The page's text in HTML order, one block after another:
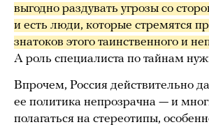
выгодно раздувать угрозы со
и есть люди, которые стремятся
знатоков этого таинственного и
А роль специалиста по тайнам
Впрочем, Россия действительно
ее политика непрозрачна — и
полагаться на стереотипы,